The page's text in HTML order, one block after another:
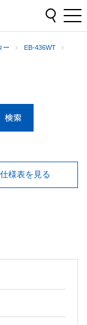
ー
EB-436WT
仕様表を見る